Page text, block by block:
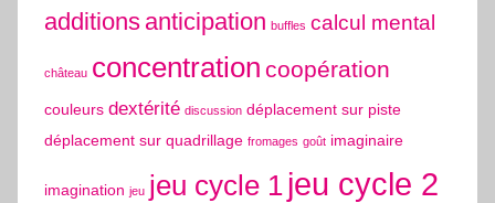
additions anticipation buffles calcul mental
château concentration coopération
couleurs dextérité discussion déplacement sur piste
déplacement sur quadrillage fromages goût imaginaire
imagination jeu jeu cycle 1 jeu cycle 2